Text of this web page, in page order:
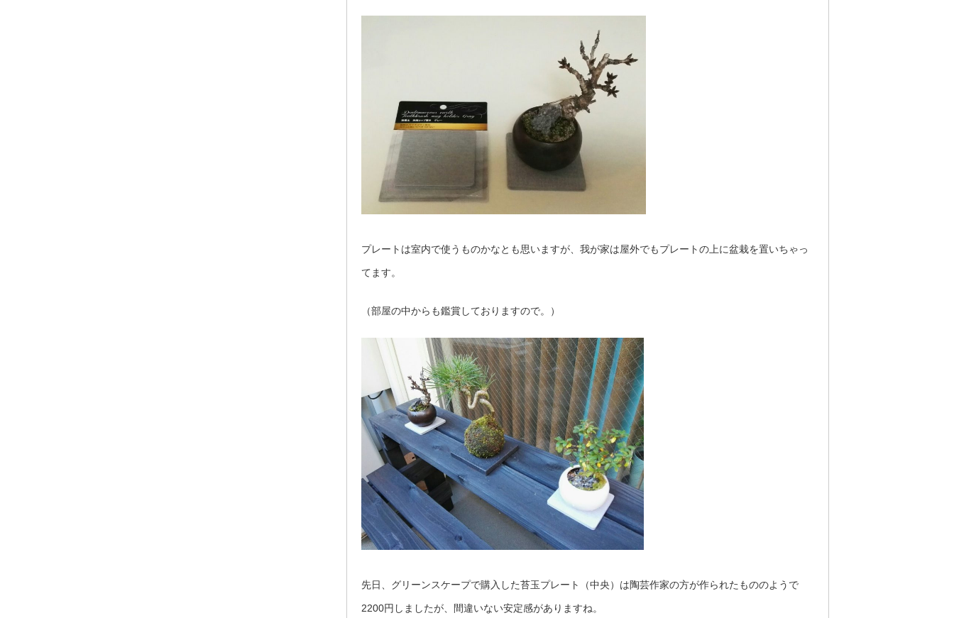
プレートは室内で使うものかなとも思いますが、我が家は屋外でもプレートの上に盆栽を置いちゃっ
てます。
（部屋の中からも鑑賞しておりますので。）
先日、グリーンスケープで購入した苔玉プレート（中央）は陶芸作家の方が作られたもののようで
2200円しましたが、間違いない安定感がありますね。